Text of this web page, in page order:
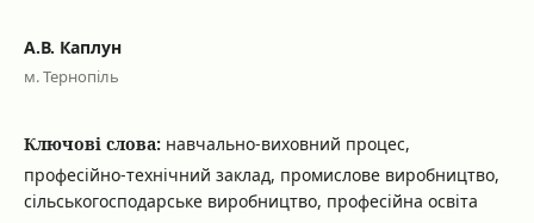
А.В. Каплун
м. Тернопіль
Ключові слова: навчально-виховний процес,
професійно-технічний заклад, промислове виробництво,
сільськогосподарське виробництво, професійна освіта